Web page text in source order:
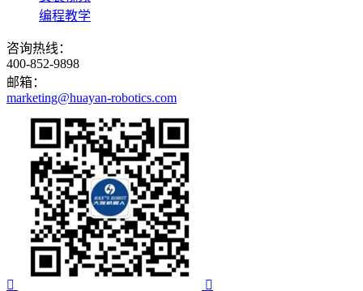
编程教学
咨询热线：
400-852-9898
邮箱：
marketing@huayan-robotics.com